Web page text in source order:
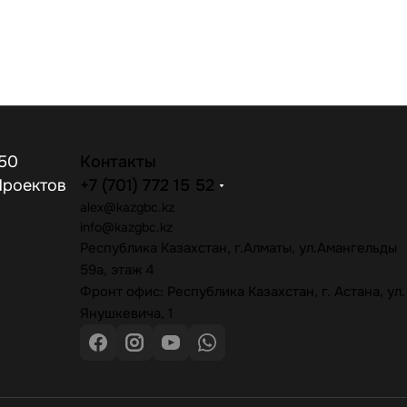
Контакты
+7 (701) 772 15 52
alex@kazgbc.kz
info@kazgbc.kz
Республика Казахстан, г.Алматы, ул.Амангельды
59а, этаж 4
Фронт офис: Республика Казахстан, г. Астана, ул.
Янушкевича, 1